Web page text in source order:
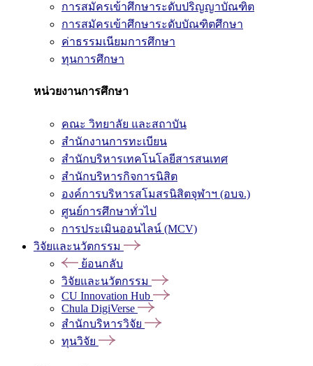
การสมัครเข้าศึกษาระดับปริญญาบัณฑิต
การสมัครเข้าศึกษาระดับบัณฑิตศึกษา
ค่าธรรมเนียมการศึกษา
ทุนการศึกษา
หน่วยงานการศึกษา
คณะ วิทยาลัย และสถาบัน
สำนักงานการทะเบียน
สำนักบริหารเทคโนโลยีสารสนเทศ
สำนักบริหารกิจการนิสิต
องค์การบริหารสโมสรนิสิตจุฬาฯ (อบจ.)
ศูนย์การศึกษาทั่วไป
การประเมินออนไลน์ (MCV)
วิจัยและนวัตกรรม
ย้อนกลับ
วิจัยและนวัตกรรม
CU Innovation Hub
Chula DigiVerse
สำนักบริหารวิจัย
ทุนวิจัย